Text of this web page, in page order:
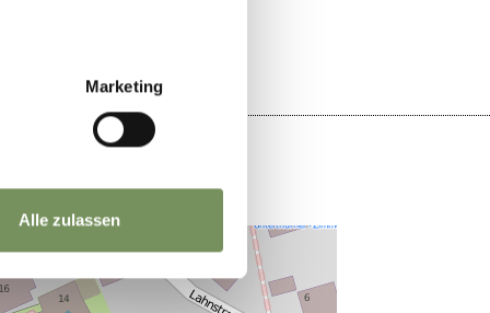
Marketing
Alle zulassen